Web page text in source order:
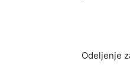
Odeljenje